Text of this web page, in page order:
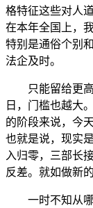
格特征这些对人
在本年全国上，
特别是通俗个别
法企及时。
只能留给更高
日，门槛也越大
的阶段来说，今
也就是说，现实
入归零，三部长
反差。就如做新
一时不知从哪